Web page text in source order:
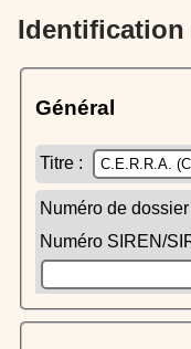
Général
Titre :
Numéro de dossier
Numéro SIREN/